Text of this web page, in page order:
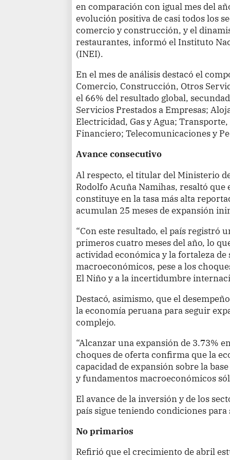
en comparación con igual mes del
evolución positiva de casi todos los
comercio y construcción, y el
restaurantes, informó el Instituto
(INEI).
En el mes de análisis destacó el
Comercio, Construcción, Otros
el 66% del resultado global,
Servicios Prestados a Empresas;
Electricidad, Gas y Agua;
Financiero; Telecomunicaciones y
Avance consecutivo
Al respecto, el titular del Ministerio
Rodolfo Acuña Namihas, resaltó que
constituye en la tasa más alta
acumulan 25 meses de expansión
“Con este resultado, el país registró
primeros cuatro meses del año, lo
actividad económica y la fortaleza
macroeconómicos, pese a los
El Niño y a la incertidumbre
Destacó, asimismo, que el
la economía peruana para seguir
complejo.
“Alcanzar una expansión de 3.73%
choques de oferta confirma que la
capacidad de expansión sobre la
y fundamentos macroeconómicos
El avance de la inversión y de los
país sigue teniendo condiciones
No primarios
Refirió que el crecimiento de abril